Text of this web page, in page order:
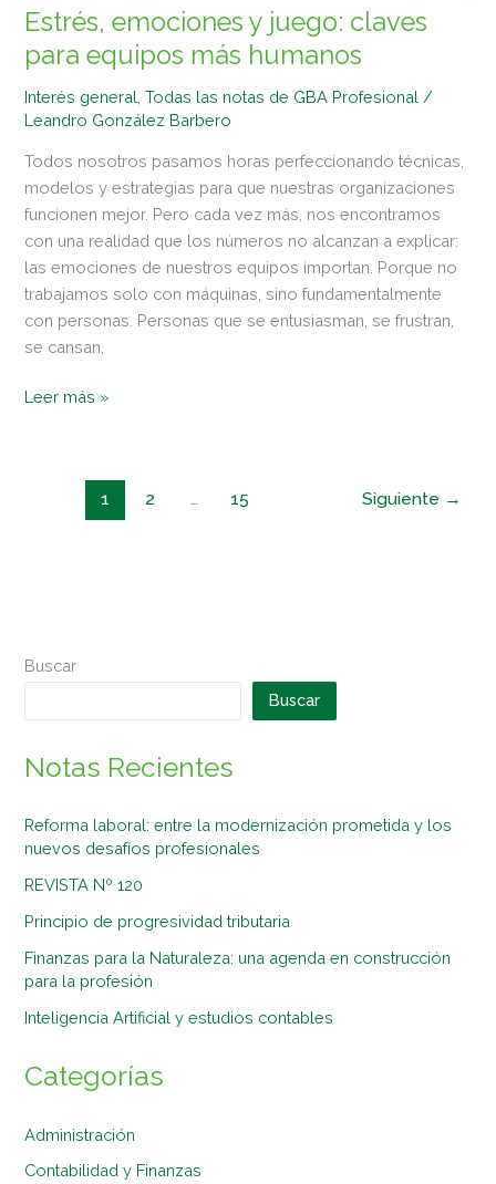
Estrés, emociones y juego: claves
para equipos más humanos
Interés general ,Todas las notas de GBA Profesional /
Leandro González Barbero
Todos nosotros pasamos horas perfeccionando técnicas,
modelos y estrategias para que nuestras organizaciones
funcionen mejor. Pero cada vez más, nos encontramos
con una realidad que los números no alcanzan a explicar:
las emociones de nuestros equipos importan. Porque no
trabajamos solo con máquinas, sino fundamentalmente
con personas. Personas que se entusiasman, se frustran,
se cansan,
Leer más »
1 2 … 15 Siguiente →
Buscar
Buscar
Notas Recientes
Reforma laboral: entre la modernización prometida y los
nuevos desafíos profesionales
REVISTA Nº 120
Principio de progresividad tributaria
Finanzas para la Naturaleza: una agenda en construcción
para la profesión
Inteligencia Artificial y estudios contables
Categorías
Administración
Contabilidad y Finanzas